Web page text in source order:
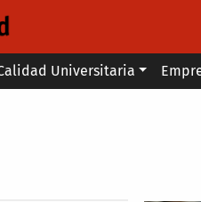
Universitaria